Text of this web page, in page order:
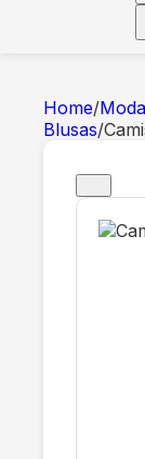
Home/
Blusas/